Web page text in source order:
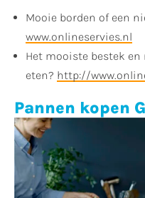
Mooie borden of een
www.onlineservies.nl
Het mooiste bestek
eten? http://
Pannen kopen